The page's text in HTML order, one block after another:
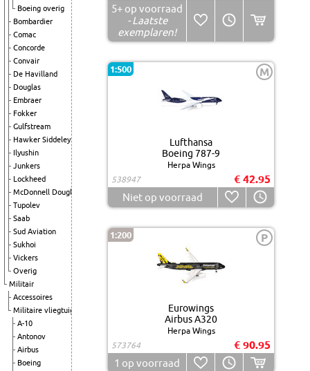
Boeing overig
Bombardier
Comac
Concorde
Convair
De Havilland
Douglas
Embraer
Fokker
Gulfstream
Hawker Siddeley
Ilyushin
Junkers
Lockheed
McDonnell Douglas
Tupolev
Saab
Sud Aviation
Sukhoi
Vickers
Overig
Militair
Accessoires
Militaire vliegtuigen
A-10
Antonov
Airbus
Boeing
5+ op voorraad
- Laatste
exemplaren!
1:500 M
Lufthansa
Boeing 787-9
Herpa Wings
538947
€ 42.95
Niet op voorraad
1:200 P
Eurowings
Airbus A320
Herpa Wings
573764
€ 90.95
1 op voorraad